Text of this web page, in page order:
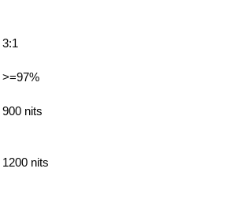
3:1
>=97%
900 nits
1200 nits